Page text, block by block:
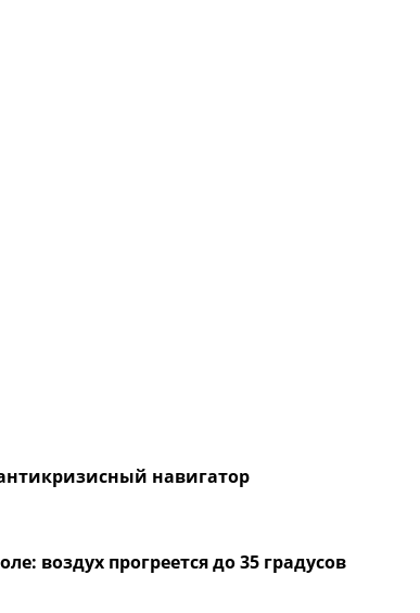
навигатор
воздух прогреется до 35 градусов